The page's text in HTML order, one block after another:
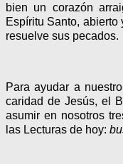
bien un corazón
Espíritu Santo,
resuelve sus pecados.
Para ayudar a
caridad de Jesús, el
asumir en nosotros
las Lecturas de hoy: